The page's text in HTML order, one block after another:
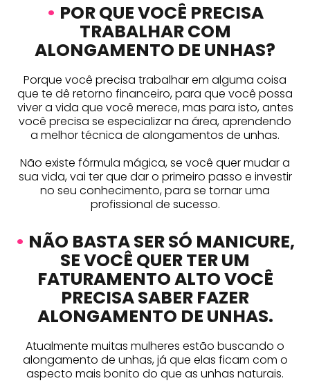
• POR QUE VOCÊ PRECISA
TRABALHAR COM
ALONGAMENTO DE UNHAS?
Porque você precisa trabalhar em alguma coisa
que te dê retorno financeiro, para que você possa
viver a vida que você merece, mas para isto, antes
você precisa se especializar na área, aprendendo
a melhor técnica de alongamentos de unhas.
Não existe fórmula mágica, se você quer mudar a
sua vida, vai ter que dar o primeiro passo e investir
no seu conhecimento, para se tornar uma
profissional de sucesso.
• NÃO BASTA SER SÓ MANICURE,
SE VOCÊ QUER TER UM
FATURAMENTO ALTO VOCÊ
PRECISA SABER FAZER
ALONGAMENTO DE UNHAS.
Atualmente muitas mulheres estão buscando o
alongamento de unhas, já que elas ficam com o
aspecto mais bonito do que as unhas naturais.